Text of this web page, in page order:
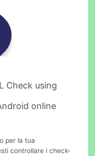
Check using
online
per la tua
controllare i check-